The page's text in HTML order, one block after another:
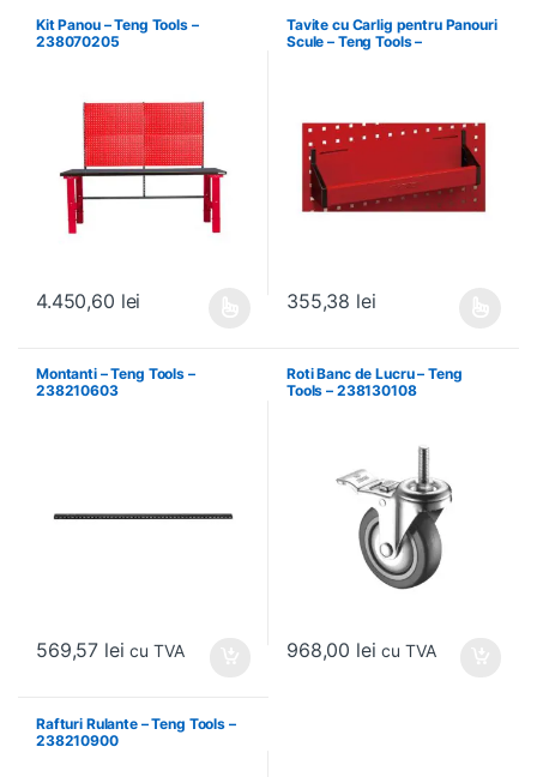
Kit Panou – Teng Tools –
238070205
4.450,60 lei
Tavite cu Carlig pentru Panouri
Scule – Teng Tools –
355,38 lei
Montanti – Teng Tools –
238210603
569,57 lei cu TVA
Roti Banc de Lucru – Teng
Tools – 238130108
968,00 lei cu TVA
Rafturi Rulante – Teng Tools –
238210900